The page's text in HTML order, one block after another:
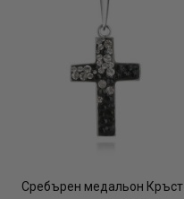
Сребърен медальон Кръст